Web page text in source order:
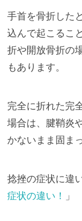
手首を骨折した
込んで起こるこ
折や開放骨折の
もあります。
完全に折れた完
場合は、腱鞘炎
かないまま固ま
捻挫の症状に違
症状の違い！
」